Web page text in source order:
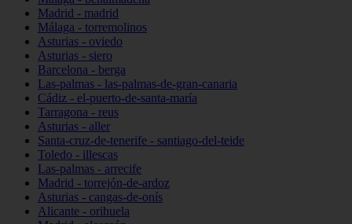
Madrid - madrid
Málaga - torremolinos
Asturias - oviedo
Asturias - siero
Barcelona - berga
Las-palmas - las-palmas-de-gran-canaria
Cádiz - el-puerto-de-santa-maría
Tarragona - reus
Asturias - aller
Santa-cruz-de-tenerife - santiago-del-teide
Toledo - illescas
Las-palmas - arrecife
Madrid - torrejón-de-ardoz
Asturias - cangas-de-onís
Alicante - orihuela